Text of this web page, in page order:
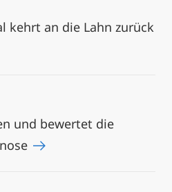
kehrt an die Lahn zurück
und bewertet die